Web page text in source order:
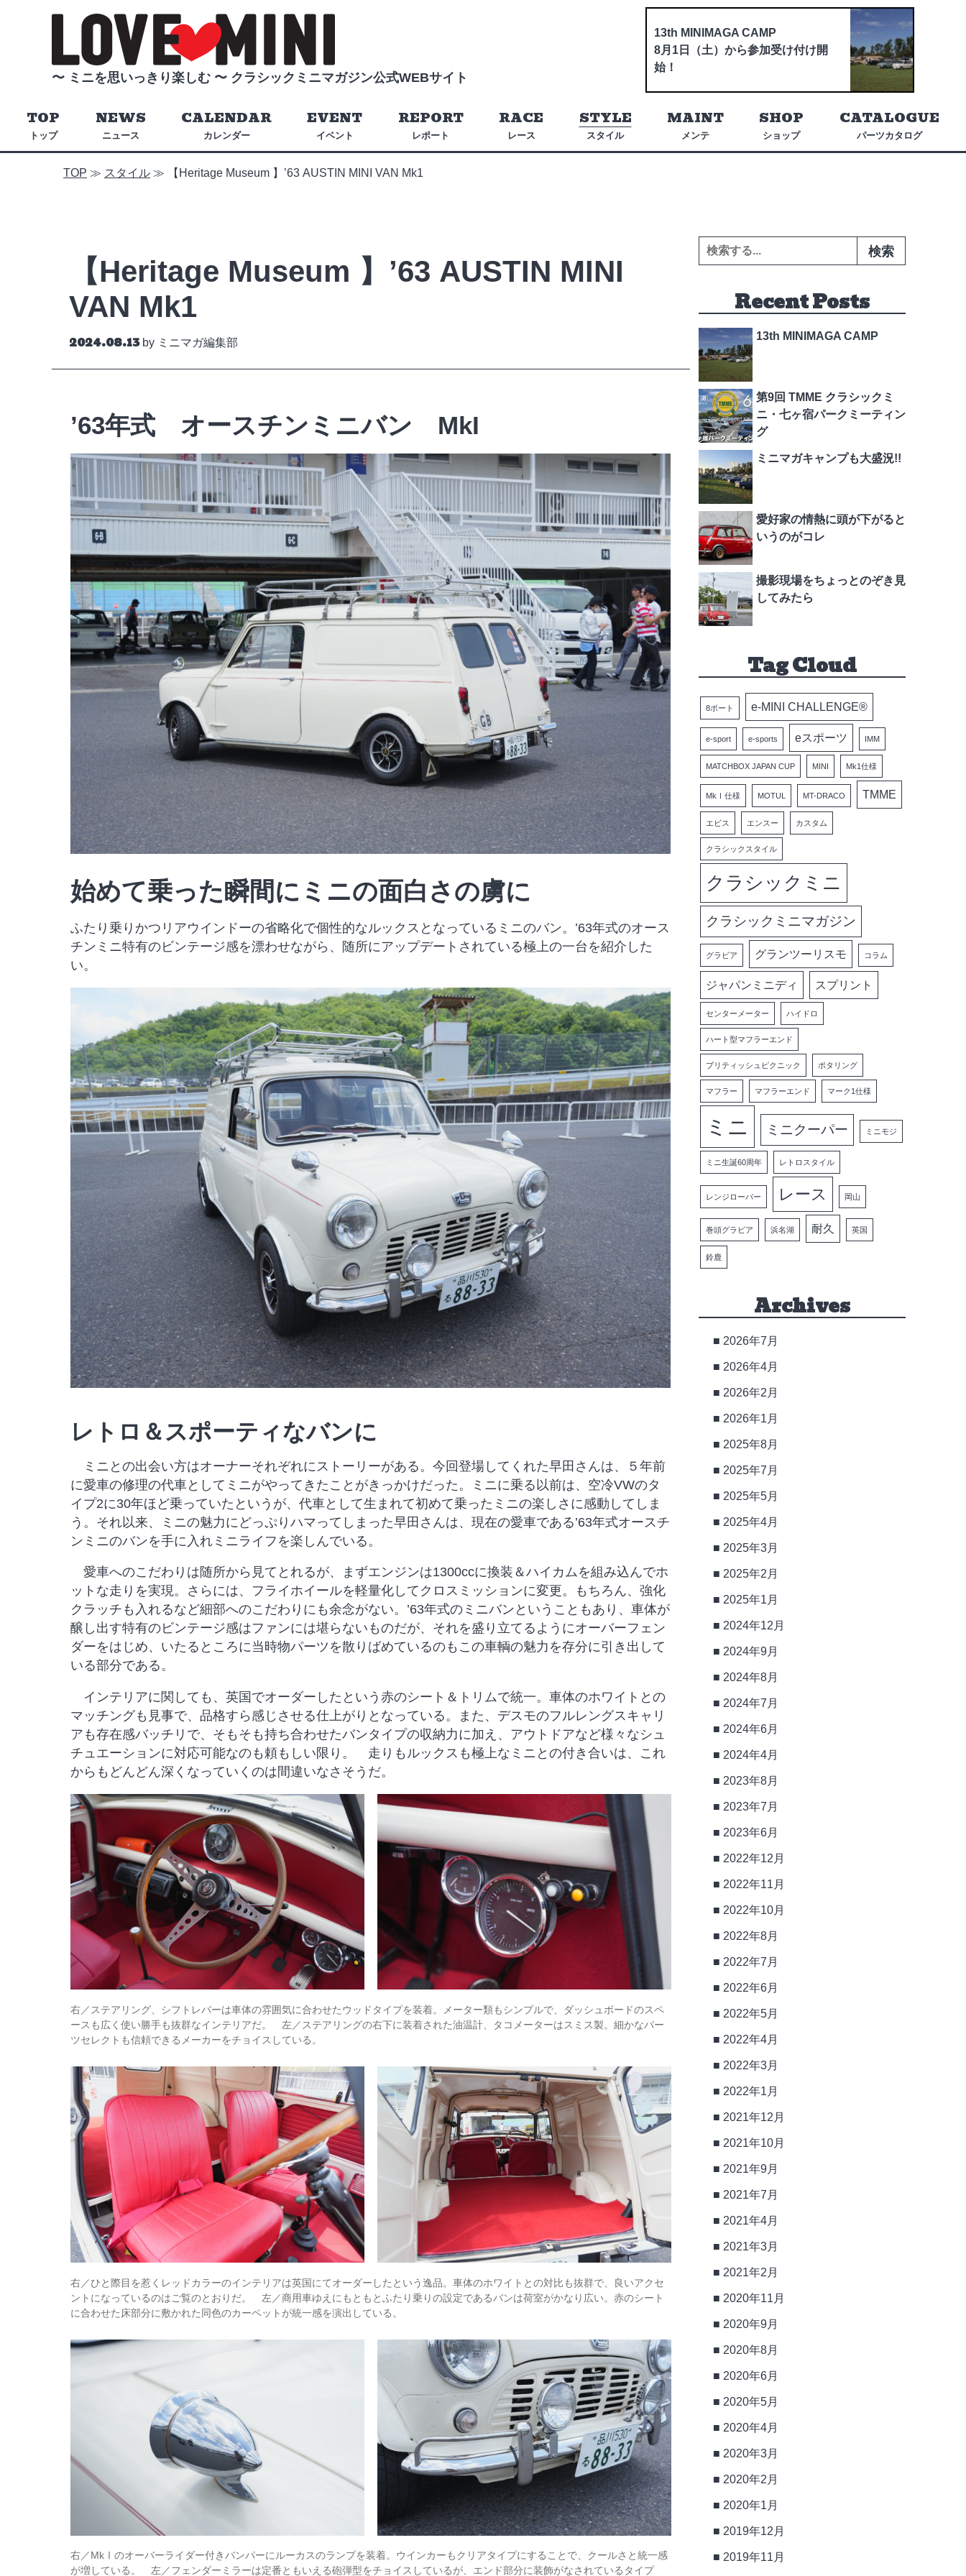
〜 ミニを思いっきり楽しむ 〜 クラシックミニマガジン公式WEBサイト
13th MINIMAGA CAMP
8月1日（土）から参加受け付け開
始！
トップ
TOP
ニュース
NEWS
カレンダー
CALENDAR
イベント
EVENT
レポート
REPORT
レース
RACE
スタイル
STYLE
メンテ
MAINT
ショップ
SHOP
パーツカタログ
CATALOGUE
TOP ≫ スタイル ≫ 【Heritage Museum 】’63 AUSTIN MINI VAN Mk1
【Heritage Museum 】’63 AUSTIN MINI
VAN Mk1
Posted on
2024.08.13by ミニマガ編集部
’63年式 オースチンミニバン MkI
始めて乗った瞬間にミニの面白さの虜に
ふたり乗りかつリアウインドーの省略化で個性的なルックスとなっているミニのバン。’63年式のオース
チンミニ特有のビンテージ感を漂わせながら、随所にアップデートされている極上の一台を紹介した
い。
レトロ＆スポーティなバンに
ミニとの出会い方はオーナーそれぞれにストーリーがある。今回登場してくれた早田さんは、５年前
に愛車の修理の代車としてミニがやってきたことがきっかけだった。ミニに乗る以前は、空冷VWのタ
イプ2に30年ほど乗っていたというが、代車として生まれて初めて乗ったミニの楽しさに感動してしま
う。それ以来、ミニの魅力にどっぷりハマってしまった早田さんは、現在の愛車である’63年式オースチ
ンミニのバンを手に入れミニライフを楽しんでいる。
愛車へのこだわりは随所から見てとれるが、まずエンジンは1300ccに換装＆ハイカムを組み込んでホ
ットな走りを実現。さらには、フライホイールを軽量化してクロスミッションに変更。もちろん、強化
クラッチも入れるなど細部へのこだわりにも余念がない。’63年式のミニバンということもあり、車体が
醸し出す特有のビンテージ感はファンには堪らないものだが、それを盛り立てるようにオーバーフェン
ダーをはじめ、いたるところに当時物パーツを散りばめているのもこの車輌の魅力を存分に引き出して
いる部分である。
インテリアに関しても、英国でオーダーしたという赤のシート＆トリムで統一。車体のホワイトとの
マッチングも見事で、品格すら感じさせる仕上がりとなっている。また、デスモのフルレングスキャリ
アも存在感バッチリで、そもそも持ち合わせたバンタイプの収納力に加え、アウトドアなど様々なシュ
チュエーションに対応可能なのも頼もしい限り。 走りもルックスも極上なミニとの付き合いは、これ
からもどんどん深くなっていくのは間違いなさそうだ。
右／ステアリング、シフトレバーは車体の雰囲気に合わせたウッドタイプを装着。メーター類もシンプルで、ダッシュボードのスペ
ースも広く使い勝手も抜群なインテリアだ。 左／ステアリングの右下に装着された油温計、タコメーターはスミス製。細かなパー
ツセレクトも信頼できるメーカーをチョイスしている。
右／ひと際目を惹くレッドカラーのインテリアは英国にてオーダーしたという逸品。車体のホワイトとの対比も抜群で、良いアクセ
ントになっているのはご覧のとおりだ。 左／商用車ゆえにもともとふたり乗りの設定であるバンは荷室がかなり広い。赤のシート
に合わせた床部分に敷かれた同色のカーペットが統一感を演出している。
右／MkⅠのオーバーライダー付きバンパーにルーカスのランプを装着。ウインカーもクリアタイプにすることで、クールさと統一感
が増している。 左／フェンダーミラーは定番ともいえる砲弾型をチョイスしているが、エンド部分に装飾がなされているタイプ
検索:
Recent Posts
13th MINIMAGA CAMP
第9回 TMME クラシックミ
ニ・七ヶ宿パークミーティン
グ
ミニマガキャンプも大盛況!!
愛好家の情熱に頭が下がると
いうのがコレ
撮影現場をちょっとのぞき見
してみたら
Tag Cloud
8ポート e-MINI CHALLENGE®
e-sport e-sports eスポーツ IMM
MATCHBOX JAPAN CUP MINI Mk1仕様
MkⅠ仕様 MOTUL MT-DRACO TMME
エビス エンスー カスタム
クラシックスタイル
クラシックミニ
クラシックミニマガジン
グラビア グランツーリスモ コラム
ジャパンミニディ スプリント
センターメーター ハイドロ
ハート型マフラーエンド
ブリティッシュピクニック ポタリング
マフラー マフラーエンド マーク1仕様
ミニ ミニクーパー ミニモジ
ミニ生誕60周年 レトロスタイル
レンジローバー レース 岡山
巻頭グラビア 浜名湖 耐久 英国
鈴鹿
Archives
2026年7月
2026年4月
2026年2月
2026年1月
2025年8月
2025年7月
2025年5月
2025年4月
2025年3月
2025年2月
2025年1月
2024年12月
2024年9月
2024年8月
2024年7月
2024年6月
2024年4月
2023年8月
2023年7月
2023年6月
2022年12月
2022年11月
2022年10月
2022年8月
2022年7月
2022年6月
2022年5月
2022年4月
2022年3月
2022年1月
2021年12月
2021年10月
2021年9月
2021年7月
2021年4月
2021年3月
2021年2月
2020年11月
2020年9月
2020年8月
2020年6月
2020年5月
2020年4月
2020年3月
2020年2月
2020年1月
2019年12月
2019年11月